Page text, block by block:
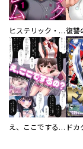
ヒステリック・ハーレム～搾られる男と堕ちる女～【電子単行本版】
え、ここでするの？ アイドルのファンが知らない日常